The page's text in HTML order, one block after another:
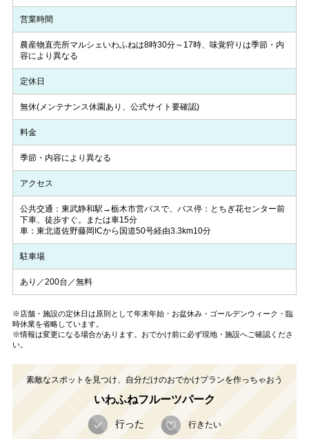
営業時間
農産物直売所マルシェいわふねは8時30分～17時、味覚狩りは季節・内
容により異なる
定休日
無休(メンテナンス休園あり、公式サイト要確認)
料金
季節・内容により異なる
アクセス
公共交通：東武静和駅→栃木市営バスで、バス停：とちぎ花センター前
下車、徒歩すぐ。または車15分
車：東北道佐野藤岡ICから国道50号経由3.3km10分
駐車場
あり／200台／無料
※店舗・施設の定休日は原則として年末年始・お盆休み・ゴールデンウィーク・臨
時休業を省略しています。
※情報は変更になる場合があります。おでかけ前に必ず現地・施設へご確認くださ
い。
素敵なスポットを見つけ、自分だけのおでかけプランを作っちゃおう
いわふねフルーツパーク
行った 行きたい